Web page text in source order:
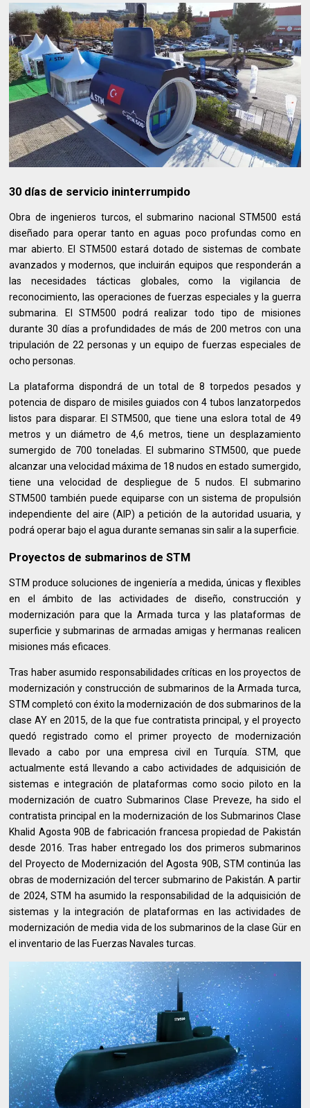
30 días de servicio ininterrumpido
Obra de ingenieros turcos, el submarino nacional STM500 está
diseñado para operar tanto en aguas poco profundas como en
mar abierto. El STM500 estará dotado de sistemas de combate
avanzados y modernos, que incluirán equipos que responderán a
las necesidades tácticas globales, como la vigilancia de
reconocimiento, las operaciones de fuerzas especiales y la guerra
submarina. El STM500 podrá realizar todo tipo de misiones
durante 30 días a profundidades de más de 200 metros con una
tripulación de 22 personas y un equipo de fuerzas especiales de
ocho personas.
La plataforma dispondrá de un total de 8 torpedos pesados y
potencia de disparo de misiles guiados con 4 tubos lanzatorpedos
listos para disparar. El STM500, que tiene una eslora total de 49
metros y un diámetro de 4,6 metros, tiene un desplazamiento
sumergido de 700 toneladas. El submarino STM500, que puede
alcanzar una velocidad máxima de 18 nudos en estado sumergido,
tiene una velocidad de despliegue de 5 nudos. El submarino
STM500 también puede equiparse con un sistema de propulsión
independiente del aire (AIP) a petición de la autoridad usuaria, y
podrá operar bajo el agua durante semanas sin salir a la superficie.
Proyectos de submarinos de STM
STM produce soluciones de ingeniería a medida, únicas y flexibles
en el ámbito de las actividades de diseño, construcción y
modernización para que la Armada turca y las plataformas de
superficie y submarinas de armadas amigas y hermanas realicen
misiones más eficaces.
Tras haber asumido responsabilidades críticas en los proyectos de
modernización y construcción de submarinos de la Armada turca,
STM completó con éxito la modernización de dos submarinos de la
clase AY en 2015, de la que fue contratista principal, y el proyecto
quedó registrado como el primer proyecto de modernización
llevado a cabo por una empresa civil en Turquía. STM, que
actualmente está llevando a cabo actividades de adquisición de
sistemas e integración de plataformas como socio piloto en la
modernización de cuatro Submarinos Clase Preveze, ha sido el
contratista principal en la modernización de los Submarinos Clase
Khalid Agosta 90B de fabricación francesa propiedad de Pakistán
desde 2016. Tras haber entregado los dos primeros submarinos
del Proyecto de Modernización del Agosta 90B, STM continúa las
obras de modernización del tercer submarino de Pakistán. A partir
de 2024, STM ha asumido la responsabilidad de la adquisición de
sistemas y la integración de plataformas en las actividades de
modernización de media vida de los submarinos de la clase Gür en
el inventario de las Fuerzas Navales turcas.